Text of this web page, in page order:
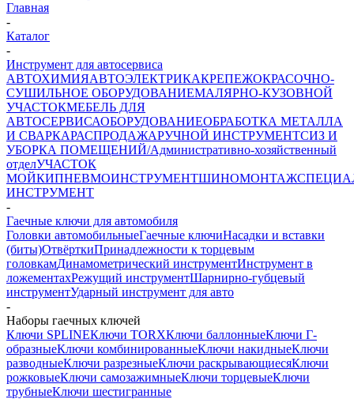
Главная
-
Каталог
-
Инструмент для автосервиса
АВТОХИМИЯАВТОЭЛЕКТРИКАКРЕПЕЖОКРАСОЧНО-
СУШИЛЬНОЕ ОБОРУДОВАНИЕМАЛЯРНО-КУЗОВНОЙ
УЧАСТОКМЕБЕЛЬ ДЛЯ
АВТОСЕРВИСАОБОРУДОВАНИЕОБРАБОТКА МЕТАЛЛА
И СВАРКАРАСПРОДАЖАРУЧНОЙ ИНСТРУМЕНТСИЗ И
УБОРКА ПОМЕЩЕНИЙ/Административно-хозяйственный
отделУЧАСТОК
МОЙКИПНЕВМОИНСТРУМЕНТШИНОМОНТАЖ
ИНСТРУМЕНТ
-
Гаечные ключи для автомобиля
Головки автомобильныеГаечные ключиНасадки и вставки
(биты)ОтвёрткиПринадлежности к торцевым
головкамДинамометрический инструментИнструмент в
ложементахРежущий инструментШарнирно-губцевый
инструментУдарный инструмент для авто
-
Наборы гаечных ключей
Ключи SPLINEКлючи TORXКлючи баллонныеКлючи Г-
образныеКлючи комбинированныеКлючи накидныеКлючи
разводныеКлючи разрезныеКлючи раскрывающиесяКлючи
рожковыеКлючи самозажимныеКлючи торцевыеКлючи
трубныеКлючи шестигранные